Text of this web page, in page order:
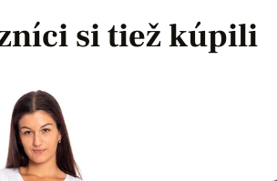
si tiež kúpili